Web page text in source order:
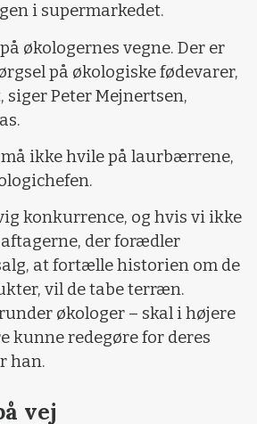
i supermarkedet.
økologernes vegne. Der er
på økologiske fødevarer,
siger Peter Mejnertsen,
ikke hvile på laurbærrene,
konkurrence, og hvis vi ikke
der forædler
at fortælle historien om de
vil de tabe terræn.
økologer – skal i højere
kunne redegøre for deres
han.
vej